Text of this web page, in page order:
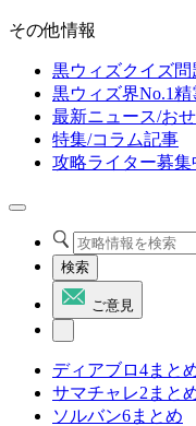
その他情報
黒ウィズクイズ問
黒ウィズ界No.1精
最新ニュース/お
特集/コラム記事
攻略ライター募集
検索
ご意見
ディアブロ4まと
サマチャレ2まと
ソルバン6まとめ